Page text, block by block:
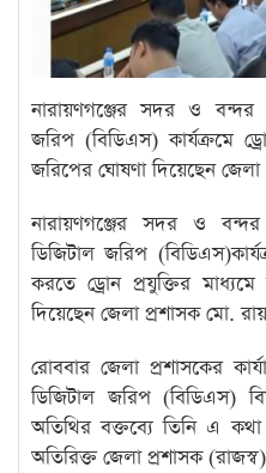
নারায়ণগঞ্জের সদর ও বন্দর
জরিপ (বিডিএস) কার্যক্রমে
জরিপের ঘোষণা দিয়েছেন
নারায়ণগঞ্জের সদর ও
ডিজিটাল জরিপ
করতে ড্রোন প্রযুক্তির
দিয়েছেন জেলা প্রশাসক মো.
রোববার জেলা প্রশাসকের
ডিজিটাল জরিপ (বিডিএস)
অতিথির বক্তব্যে তিনি এ
অতিরিক্ত জেলা প্রশাসক